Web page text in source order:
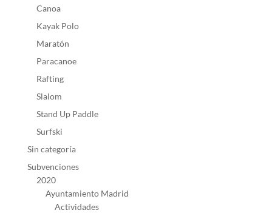
Canoa
Kayak Polo
Maratón
Paracanoe
Rafting
Slalom
Stand Up Paddle
Surfski
Sin categoría
Subvenciones
2020
Ayuntamiento Madrid
Actividades